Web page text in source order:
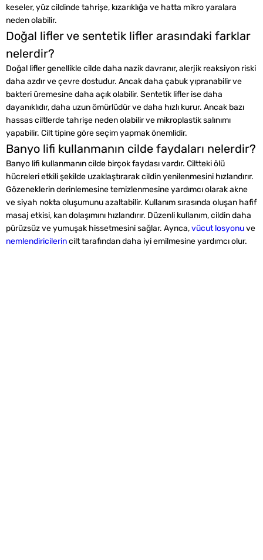
keseler, yüz cildinde tahrişe, kızarıklığa ve hatta mikro yaralara
neden olabilir.
Doğal lifler ve sentetik lifler arasındaki farklar
nelerdir?
Doğal lifler genellikle cilde daha nazik davranır, alerjik reaksiyon riski
daha azdır ve çevre dostudur. Ancak daha çabuk yıpranabilir ve
bakteri üremesine daha açık olabilir. Sentetik lifler ise daha
dayanıklıdır, daha uzun ömürlüdür ve daha hızlı kurur. Ancak bazı
hassas ciltlerde tahrişe neden olabilir ve mikroplastik salınımı
yapabilir. Cilt tipine göre seçim yapmak önemlidir.
Banyo lifi kullanmanın cilde faydaları nelerdir?
Banyo lifi kullanmanın cilde birçok faydası vardır. Ciltteki ölü
hücreleri etkili şekilde uzaklaştırarak cildin yenilenmesini hızlandırır.
Gözeneklerin derinlemesine temizlenmesine yardımcı olarak akne
ve siyah nokta oluşumunu azaltabilir. Kullanım sırasında oluşan hafif
masaj etkisi, kan dolaşımını hızlandırır. Düzenli kullanım, cildin daha
pürüzsüz ve yumuşak hissetmesini sağlar. Ayrıca,vücut losyonuve
nemlendiricilerincilt tarafından daha iyi emilmesine yardımcı olur.